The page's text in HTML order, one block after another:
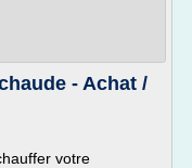
- Achat /
votre